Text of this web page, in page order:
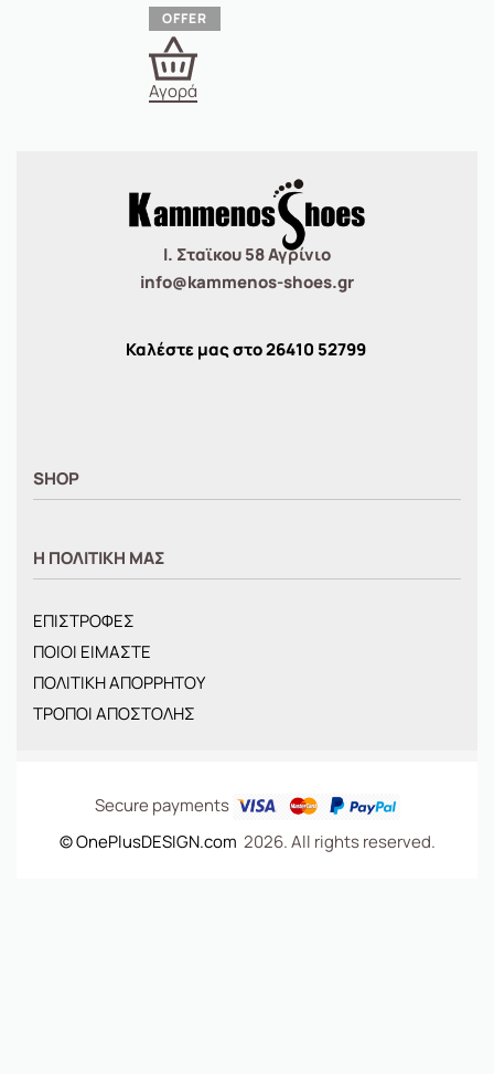
Αγορά
Ι. Σταϊκου 58 Αγρίνιο
info@kammenos-shoes.gr
Καλέστε μας στο26410 52799
SHOP
ΓΥΝΑΙΚΕΙΑ
BRANDS
ΝΕΕΣ ΑΦΙΞΕΙΣ
OFFERS
ΤΣΑΝΤΕΣ
Η ΠΟΛΙΤΙΚΗ ΜΑΣ
ΕΠΙΣΤΡΟΦΕΣ
ΠΟΙΟΙ ΕΙΜΑΣΤΕ
ΠΟΛΙΤΙΚΗ ΑΠΟΡΡΗΤΟΥ
ΤΡΟΠΟΙ ΑΠΟΣΤΟΛΗΣ
Secure payments
© OnePlusDESIGN.com 2026. All rights reserved.